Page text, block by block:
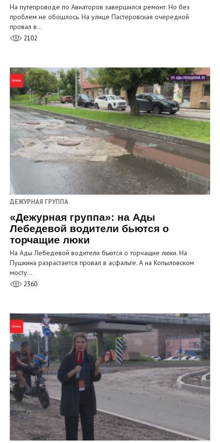
На путепроводе по Авиаторов завершился ремонт. Но без
проблем не обошлось. На улице Пастеровская очередной
провал в…
2102
ДЕЖУРНАЯ ГРУППА
«Дежурная группа»: на Ады
Лебедевой водители бьются о
торчащие люки
На Ады Лебедевой водители бьются о торчащие люки. На
Пушкина разрастается провал в асфальте. А на Копыловском
мосту…
2360